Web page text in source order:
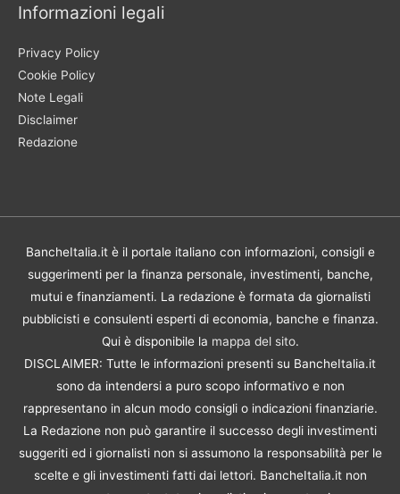
Informazioni legali
Privacy Policy
Cookie Policy
Note Legali
Disclaimer
Redazione
BancheItalia.it è il portale italiano con informazioni, consigli e
suggerimenti per la finanza personale, investimenti, banche,
mutui e finanziamenti. La redazione è formata da giornalisti
pubblicisti e consulenti esperti di economia, banche e finanza.
Qui è disponibile la mappa del sito.
DISCLAIMER: Tutte le informazioni presenti su BancheItalia.it
sono da intendersi a puro scopo informativo e non
rappresentano in alcun modo consigli o indicazioni finanziarie.
La Redazione non può garantire il successo degli investimenti
suggeriti ed i giornalisti non si assumono la responsabilità per le
scelte e gli investimenti fatti dai lettori. BancheItalia.it non